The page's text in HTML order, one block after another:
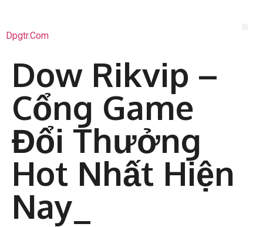
Dpgtr.com
Dow Rikvip –
Cổng Game
Đổi Thưởng
Hot Nhất Hiện
Nay_